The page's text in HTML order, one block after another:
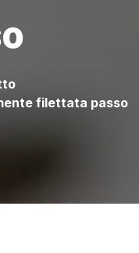
filettata passo